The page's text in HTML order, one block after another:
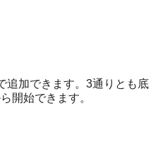
追加できます。3通りとも底
開始できます。